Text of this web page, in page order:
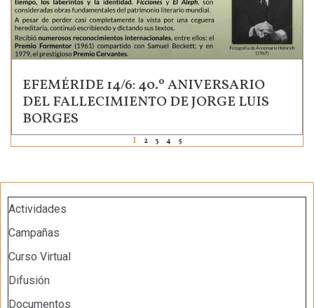
EFEMÉRIDE 14/6: 40.º ANIVERSARIO
DEL FALLECIMIENTO DE JORGE LUIS
BORGES
1 2 3 4 5
Actividades
Campañas
Curso Virtual
Difusión
Documentos